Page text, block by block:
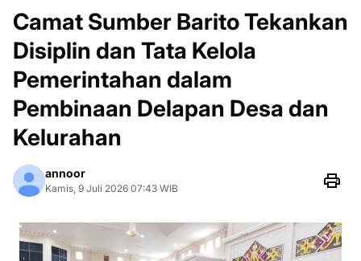
Camat Sumber Barito Tekankan
Disiplin dan Tata Kelola
Pemerintahan dalam
Pembinaan Delapan Desa dan
Kelurahan
annoor
Kamis, 9 Juli 2026 07:43 WIB